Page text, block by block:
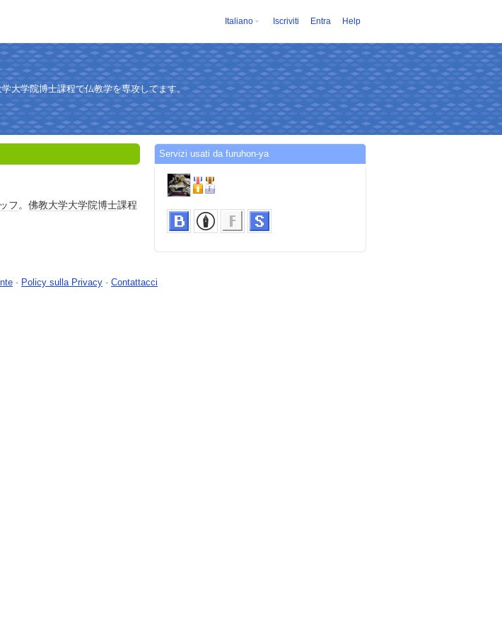
Italiano Iscriviti Entra Help
大学院博士課程で仏教学を専攻してます。
フ。 佛教大学大学院博士課程
Servizi usati da furuhon-ya
- Policy sulla Privacy - Contattacci